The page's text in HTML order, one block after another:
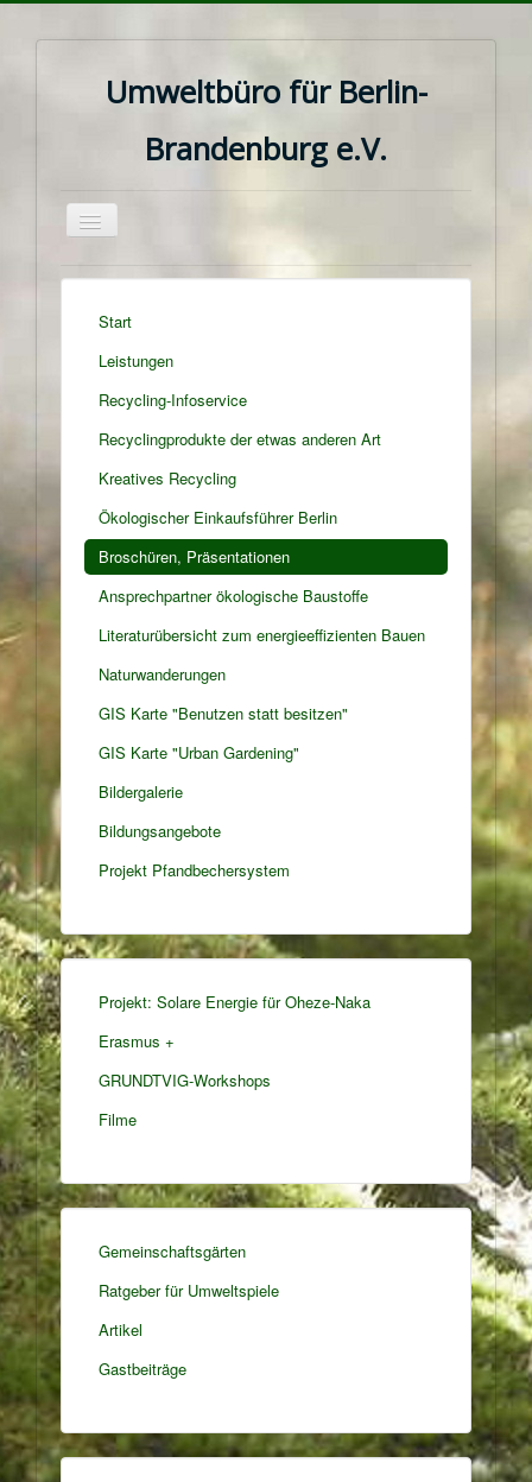
Umweltbüro für Berlin-
Brandenburg e.V.
Navigation
an/aus
Start
Leistungen
Recycling-Infoservice
Recyclingprodukte der etwas anderen Art
Kreatives Recycling
Ökologischer Einkaufsführer Berlin
Broschüren, Präsentationen
Ansprechpartner ökologische Baustoffe
Literaturübersicht zum energieeffizienten Bauen
Naturwanderungen
GIS Karte "Benutzen statt besitzen"
GIS Karte "Urban Gardening"
Bildergalerie
Bildungsangebote
Projekt Pfandbechersystem
Projekt: Solare Energie für Oheze-Naka
Erasmus +
GRUNDTVIG-Workshops
Filme
Gemeinschaftsgärten
Ratgeber für Umweltspiele
Artikel
Gastbeiträge